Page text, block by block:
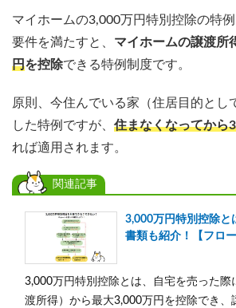
マイホームの3,000万円特別控除の特
要件を満たすと、 マイホームの譲渡所
円を控除できる特例制度です。
原則、今住んでいる家（住居目的とし
した特例ですが、 住まなくなってから
れば適用されます。
関連記事
3,000万円特別控除と
書類も紹介！【フロ
3,000万円特別控除とは、自宅を売った際
渡所得）から最大3,000万円を控除でき、